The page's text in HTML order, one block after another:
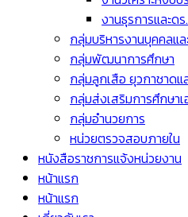
งานธุรการและด
กลุ่มบริหารงานบุคคลแ
กลุ่มพัฒนาการศึกษา
กลุ่มลูกเสือ ยุวกาชาดแ
กลุ่มส่งเสริมการศึกษา
กลุ่มอำนวยการ
หน่วยตรวจสอบภายใน
หนังสือราชการแจ้งหน่วยงาน
หน้าแรก
หน้าแรก